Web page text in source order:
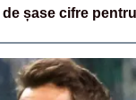
șase cifre